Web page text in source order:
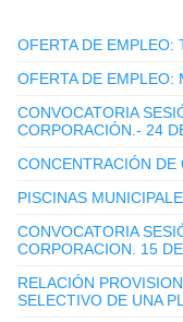
OFERTA DE EMPLEO:
OFERTA DE EMPLEO:
CONVOCATORIA
CORPORACIÓN.- 24
CONCENTRACIÓN DE
PISCINAS
CONVOCATORIA
CORPORACION. 15
RELACIÓN
SELECTIVO DE UNA